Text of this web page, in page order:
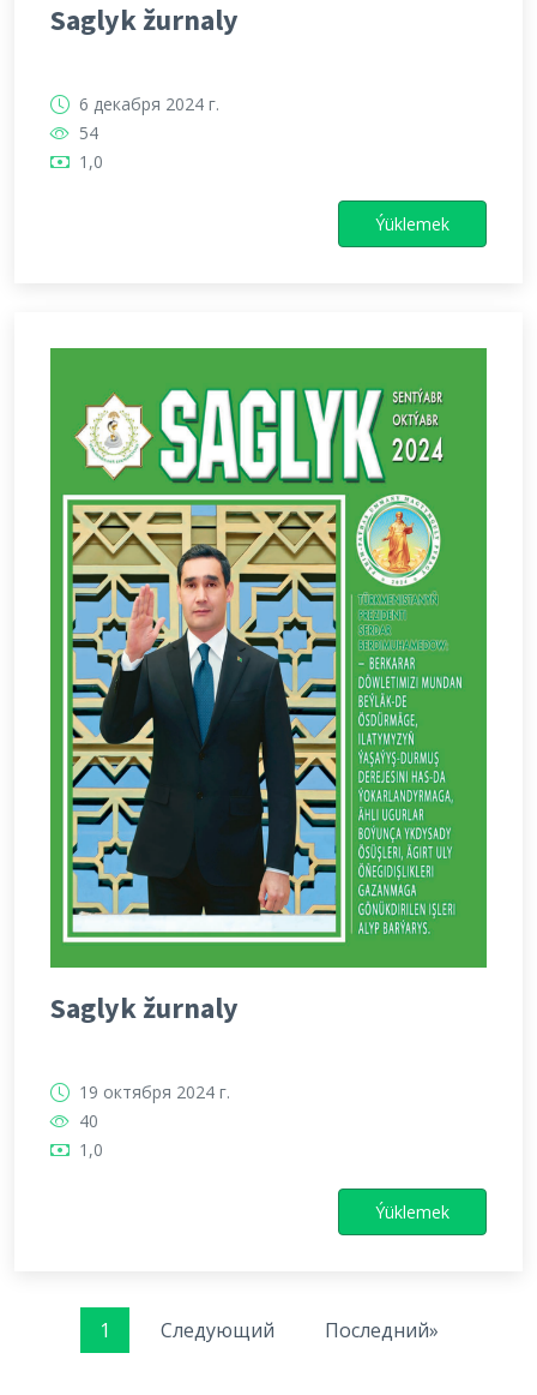
Saglyk žurnaly
6 декабря 2024 г.
54
1,0
Ýüklemek
Saglyk žurnaly
19 октября 2024 г.
40
1,0
Ýüklemek
1 Следующий Последний»